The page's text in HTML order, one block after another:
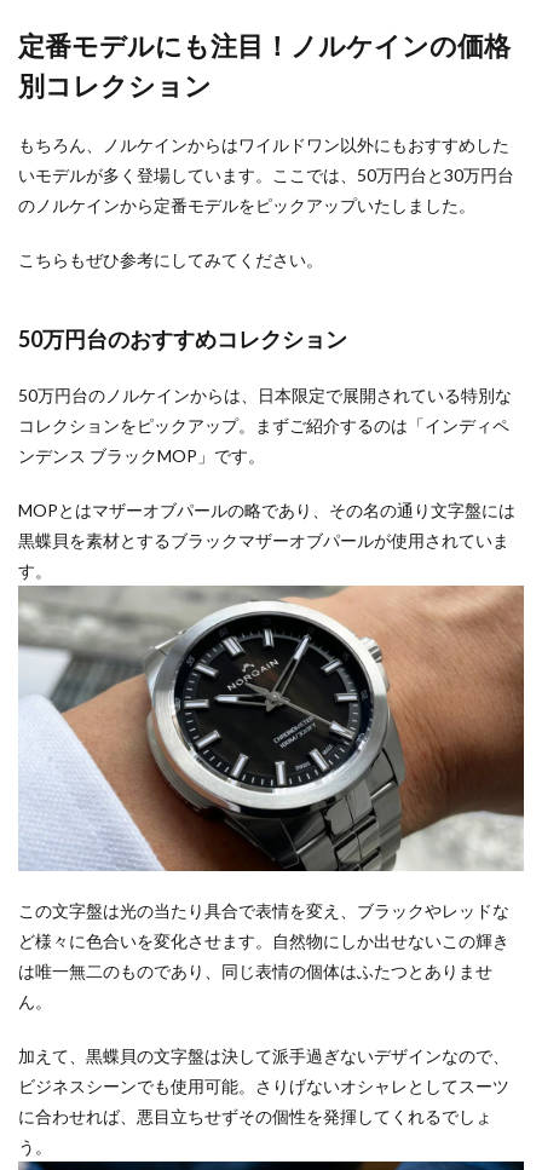
定番モデルにも注目！ノルケインの価格
別コレクション
もちろん、ノルケインからはワイルドワン以外にもおすすめした
いモデルが多く登場しています。ここでは、50万円台と30万円台
のノルケインから定番モデルをピックアップいたしました。
こちらもぜひ参考にしてみてください。
50万円台のおすすめコレクション
50万円台のノルケインからは、日本限定で展開されている特別な
コレクションをピックアップ。まずご紹介するのは「インディペ
ンデンス ブラックMOP」です。
MOPとはマザーオブパールの略であり、その名の通り文字盤には
黒蝶貝を素材とするブラックマザーオブパールが使用されていま
す。
この文字盤は光の当たり具合で表情を変え、ブラックやレッドな
ど様々に色合いを変化させます。自然物にしか出せないこの輝き
は唯一無二のものであり、同じ表情の個体はふたつとありませ
ん。
加えて、黒蝶貝の文字盤は決して派手過ぎないデザインなので、
ビジネスシーンでも使用可能。さりげないオシャレとしてスーツ
に合わせれば、悪目立ちせずその個性を発揮してくれるでしょ
う。